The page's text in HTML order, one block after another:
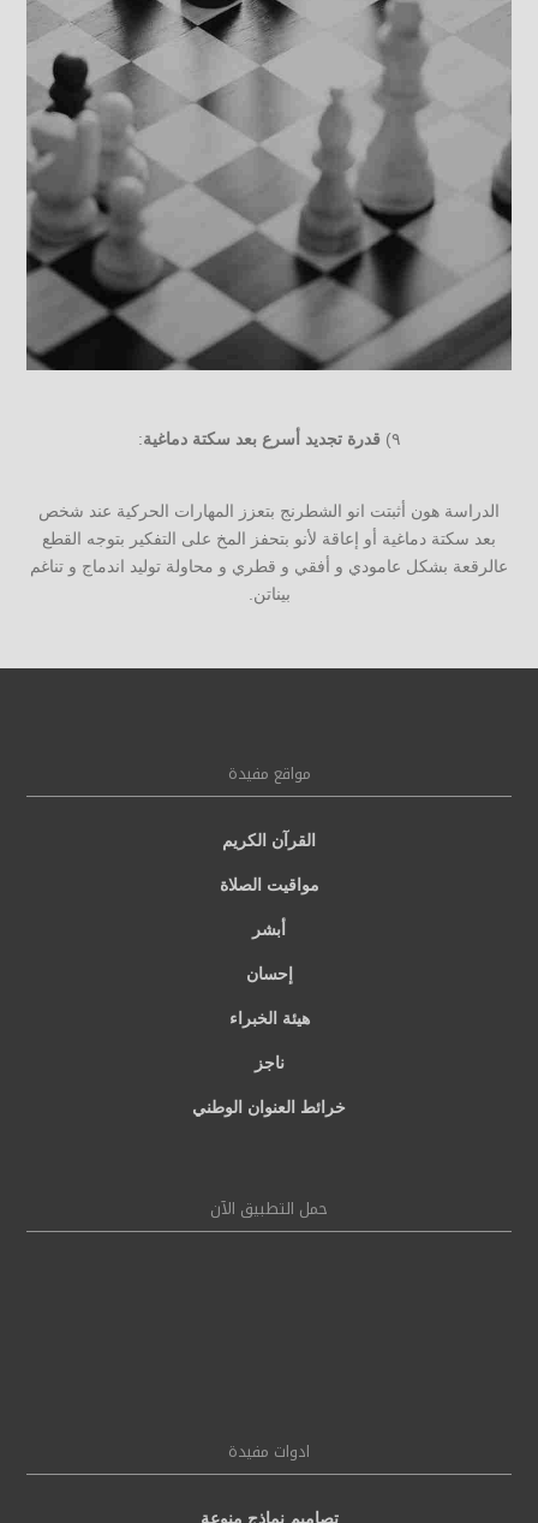
٩) قدرة تجديد أسرع بعد سكتة دماغية:
الدراسة هون أثبتت انو الشطرنج بتعزز المهارات الحركية عند شخص
بعد سكتة دماغية أو إعاقة لأنو بتحفز المخ على التفكير بتوجه القطع
عالرقعة بشكل عامودي و أفقي و قطري و محاولة توليد اندماج و تناغم
بيناتن.
مواقع مفيدة
القرآن الكريم
مواقيت الصلاة
أبشر
إحسان
هيئة الخبراء
ناجز
خرائط العنوان الوطني
حمل التطبيق الآن
ادوات مفيدة
تصاميم نماذج منوعة